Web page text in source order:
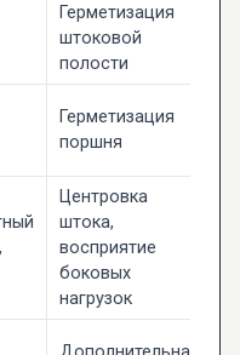
Герметизация
штоковой
полости
Герметизация
поршня
Центровка
штока,
восприятие
боковых
нагрузок